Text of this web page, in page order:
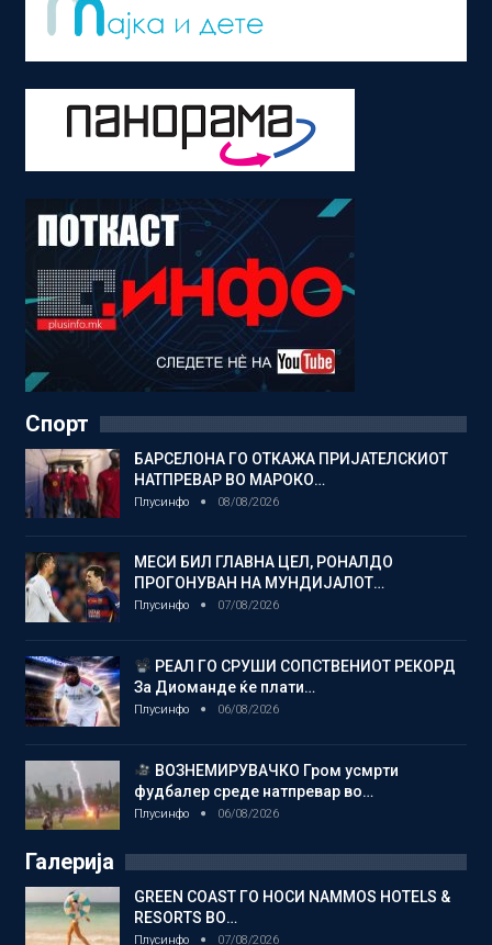
Спорт
БАРСЕЛОНА ГО ОТКАЖА ПРИЈАТЕЛСКИОТ
НАТПРЕВАР ВО МАРОКО…
Плусинфо 08/08/2026
МЕСИ БИЛ ГЛАВНА ЦЕЛ, РОНАЛДО
ПРОГОНУВАН НА МУНДИЈАЛОТ…
Плусинфо 07/08/2026
РЕАЛ ГО СРУШИ СОПСТВЕНИОТ РЕКОРД
За Диоманде ќе плати…
Плусинфо 06/08/2026
ВОЗНЕМИРУВАЧКО Гром усмрти
фудбалер среде натпревар во…
Плусинфо 06/08/2026
Галерија
GREEN COAST ГО НОСИ NAMMOS HOTELS &
RESORTS ВО…
Плусинфо 07/08/2026